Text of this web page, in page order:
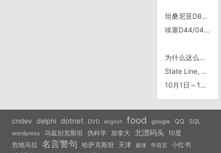
坦桑尼亚D86/1022，昨晚看着要下雨赶紧找地方扎帐篷
埃塞D44/0414，普瑞山(?)发射站
为什么这么黑，气死猛张飞，不让黑李逵
State Line, Utah and Colorado
10月1日～10月5日，骑车从北京直锦州义县
cndev delphi dotnet DVD english food google QQ SQL
wordpress 乌兹别克斯坦 伪科学 加拿大 北漂码头 印度
危地马拉 名言警句 哈萨克斯坦 天津 媒体 学语言 小红书